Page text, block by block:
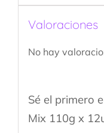
Valoraciones
No hay
Sé el primero
Mix 110g x